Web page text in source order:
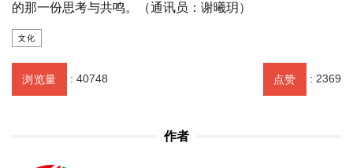
的那一份思考与共鸣。（通讯员：谢曦玥）
文化
浏览量 : 40748 点赞 : 2369
作者